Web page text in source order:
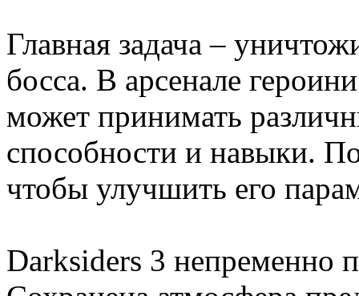
Главная задача –
босса. В арсенале
может принимать
способности и навыки.
чтобы улучшить его
Darksiders 3 непременно